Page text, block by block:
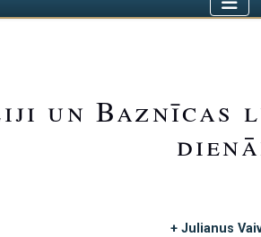
un Baznīcas
+ Julianus